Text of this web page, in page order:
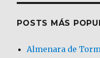
POSTS MÁS
Almenara de